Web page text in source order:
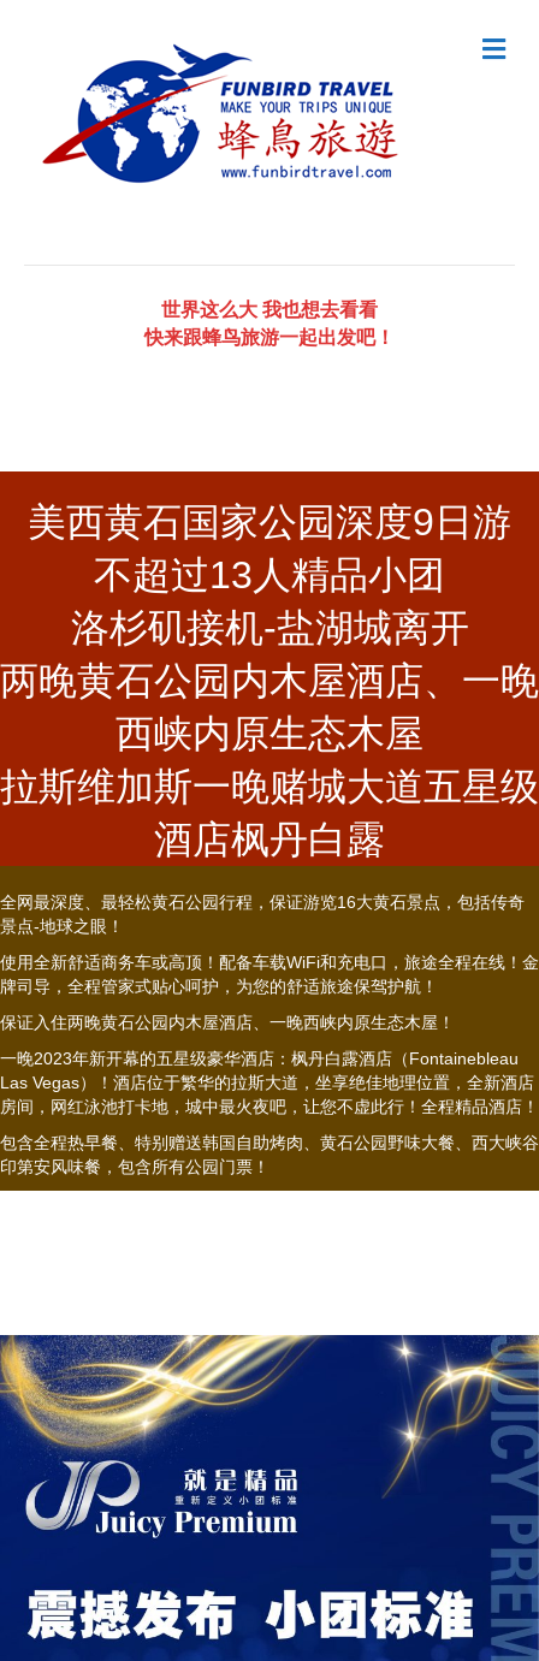
世界这么大 我也想去看看
快来跟蜂鸟旅游一起出发吧！
美西黄石国家公园深度9日游
不超过13人精品小团
洛杉矶接机-盐湖城离开
两晚黄石公园内木屋酒店、一晚
西峡内原生态木屋
拉斯维加斯一晚赌城大道五星级
酒店枫丹白露
全网最深度、最轻松黄石公园行程，保证游览16大黄石景点，包括传奇
景点-地球之眼！
使用全新舒适商务车或高顶！配备车载WiFi和充电口，旅途全程在线！金
牌司导，全程管家式贴心呵护，为您的舒适旅途保驾护航！
保证入住两晚黄石公园内木屋酒店、一晚西峡内原生态木屋！
一晚2023年新开幕的五星级豪华酒店：枫丹白露酒店（Fontainebleau
Las Vegas）！酒店位于繁华的拉斯大道，坐享绝佳地理位置，全新酒店
房间，网红泳池打卡地，城中最火夜吧，让您不虚此行！全程精品酒店！
包含全程热早餐、特别赠送韩国自助烤肉、黄石公园野味大餐、西大峡谷
印第安风味餐，包含所有公园门票！